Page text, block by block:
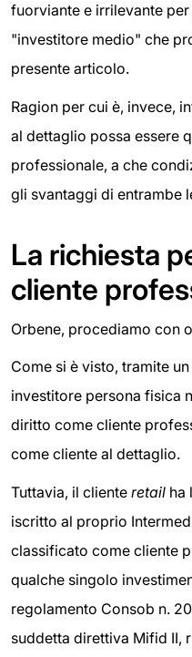
fuorviante e irrilevante
"investitore medio" che
presente articolo.
Ragion per cui è, invece,
al dettaglio possa essere
professionale, a che
gli svantaggi di entrambe
La richiesta
cliente
Orbene, procediamo con
Come si è visto, tramite
investitore persona fisica
diritto come cliente
come cliente al dettaglio.
Tuttavia, il cliente retail ha
iscritto al proprio
classificato come cliente
qualche singolo
regolamento Consob n.
suddetta direttiva Mifid II,